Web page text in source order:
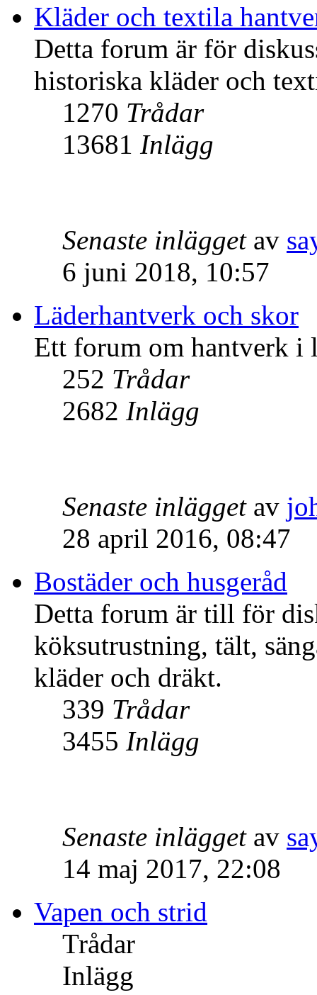
Kläder och textila
Detta forum är för
historiska kläder och
1270 Trådar
13681 Inlägg
Senaste inläggetav
6 juni 2018, 10:57
Läderhantverk och skor
Ett forum om hantverk i
252 Trådar
2682 Inlägg
Senaste inläggetav
28 april 2016, 08:47
Bostäder och husgeråd
Detta forum är till för
köksutrustning, tält,
kläder och dräkt.
339 Trådar
3455 Inlägg
Senaste inläggetav
14 maj 2017, 22:08
Vapen och strid
Trådar
Inlägg